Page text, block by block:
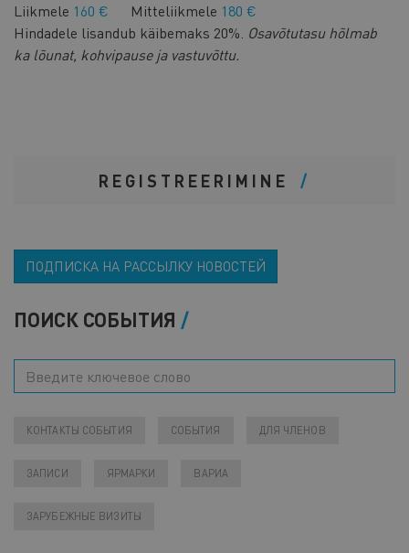
Liikmele 160 € Mitteliikmele 180 €
Hindadele lisandub käibemaks 20%. Osavõtutasu hõlmab
ka lõunat, kohvipause ja vastuvõttu.
REGISTREERIMINE
ПОДПИСКА НА РАССЫЛКУ НОВОСТЕЙ
ПОИСК СОБЫТИЯ
КОНТАКТЫ СОБЫТИЯ СОБЫТИЯ ДЛЯ ЧЛЕНОВ
ЗАПИСИ ЯРМАРКИ ВАРИА
ЗАРУБЕЖНЫЕ ВИЗИТЫ